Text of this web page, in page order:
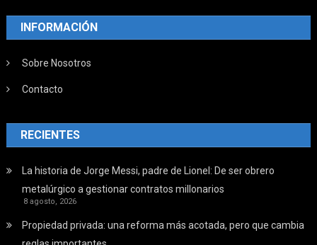
INFORMACIÓN
Sobre Nosotros
Contacto
RECIENTES
La historia de Jorge Messi, padre de Lionel: De ser obrero
metalúrgico a gestionar contratos millonarios
8 agosto, 2026
Propiedad privada: una reforma más acotada, pero que cambia